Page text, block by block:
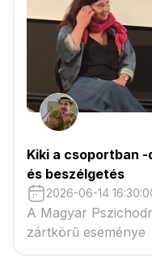
Kiki a csoportban
és beszélgetés
2026-06-14
A Magyar
zártkörű eseménye